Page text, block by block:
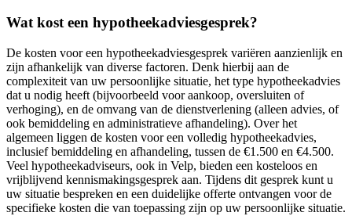
Wat kost een hypotheekadviesgesprek?
De kosten voor een hypotheekadviesgesprek variëren aanzienlijk en
zijn afhankelijk van diverse factoren. Denk hierbij aan de
complexiteit van uw persoonlijke situatie, het type hypotheekadvies
dat u nodig heeft (bijvoorbeeld voor aankoop, oversluiten of
verhoging), en de omvang van de dienstverlening (alleen advies, of
ook bemiddeling en administratieve afhandeling). Over het
algemeen liggen de kosten voor een volledig hypotheekadvies,
inclusief bemiddeling en afhandeling, tussen de €1.500 en €4.500.
Veel hypotheekadviseurs, ook in Velp, bieden een kosteloos en
vrijblijvend kennismakingsgesprek aan. Tijdens dit gesprek kunt u
uw situatie bespreken en een duidelijke offerte ontvangen voor de
specifieke kosten die van toepassing zijn op uw persoonlijke situatie.